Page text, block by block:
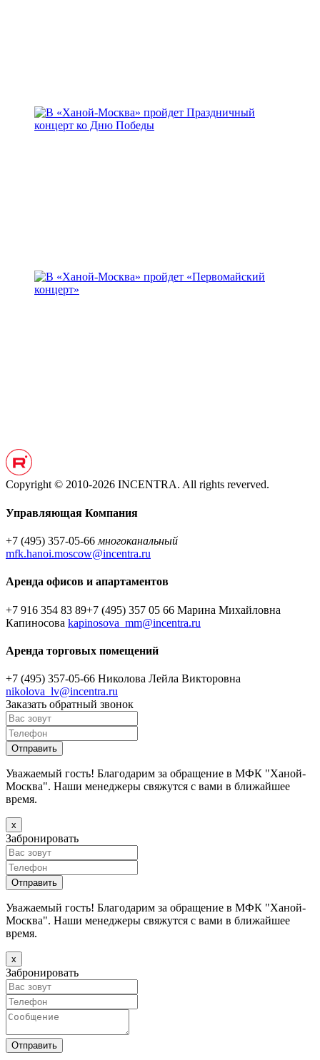
Copyright © 2010-2026 INCENTRA. All rights reverved.
Управляющая Компания
+7 (495) 357-05-66 многоканальный
mfk.hanoi.moscow@incentra.ru
Аренда офисов и апартаментов
+7 916 354 83 89+7 (495) 357 05 66 Марина Михайловна
Капиносова kapinosova_mm@incentra.ru
Аренда торговых помещений
+7 (495) 357-05-66 Николова Лейла Викторовна
nikolova_lv@incentra.ru
Заказать обратный звонок
Уважаемый гость! Благодарим за обращение в МФК "Ханой-
Москва". Наши менеджеры свяжутся с вами в ближайшее
время.
х
Забронировать
Уважаемый гость! Благодарим за обращение в МФК "Ханой-
Москва". Наши менеджеры свяжутся с вами в ближайшее
время.
х
Забронировать